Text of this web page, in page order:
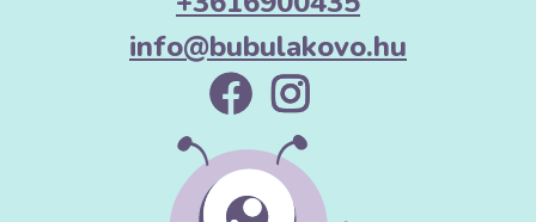
hideg levegő bejutását.
👶 Növekvő ruhák: Intelligens varrás
Leggingsek és nadrágok dereka:A babák számára a passzé
derékrész sokkal kényelmesebb, mint a gumi, mert nem nyomja a
Hosszabbított mandzsetták:Varrjon a gyerekeknek hosszabb
info@bubulakovo.hu